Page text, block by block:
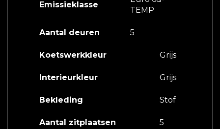
Emissieklasse
TEMP
Aantal deuren 5
Koetswerkkleur Grijs
Interieurkleur Grijs
Bekleding Stof
Aantal zitplaatsen 5